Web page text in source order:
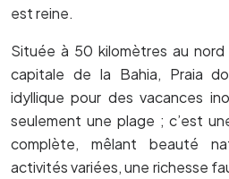
est reine.
Située à 50 kilomètres au nord
capitale de la Bahia, Praia
idyllique pour des vacances
seulement une plage ; c’est
complète, mêlant beauté
activités variées, une richesse